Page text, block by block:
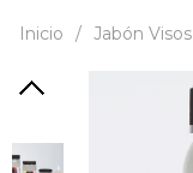
Inicio / Jabón Visos